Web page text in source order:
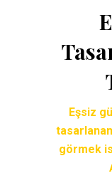
Eşsiz
görmek